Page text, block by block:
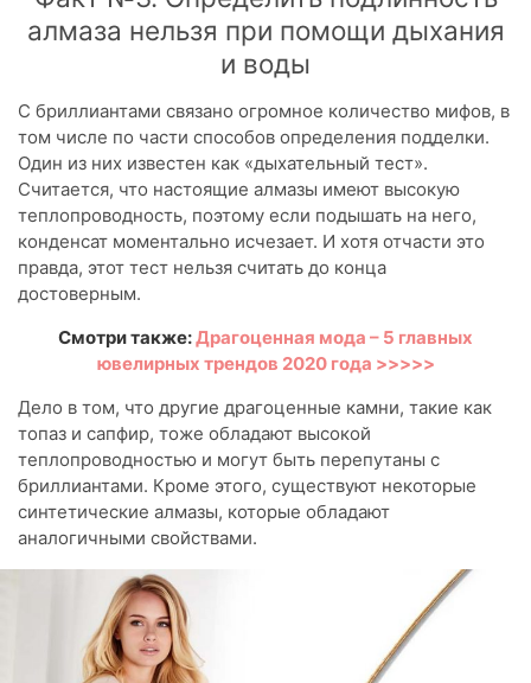
алмаза нельзя при помощи дыхания
и воды
С бриллиантами связано огромное количество мифов, в
том числе по части способов определения подделки.
Один из них известен как «дыхательный тест».
Считается, что настоящие алмазы имеют высокую
теплопроводность, поэтому если подышать на него,
конденсат моментально исчезает. И хотя отчасти это
правда, этот тест нельзя считать до конца
достоверным.
Смотри также:Драгоценная мода – 5 главных
ювелирных трендов 2020 года >>>>>
Дело в том, что другие драгоценные камни, такие как
топаз и сапфир, тоже обладают высокой
теплопроводностью и могут быть перепутаны с
бриллиантами. Кроме этого, существуют некоторые
синтетические алмазы, которые обладают
аналогичными свойствами.